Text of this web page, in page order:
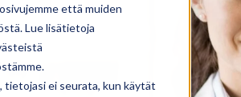
että muiden
Lue lisätietoja
tietojasi ei seurata, kun käytät